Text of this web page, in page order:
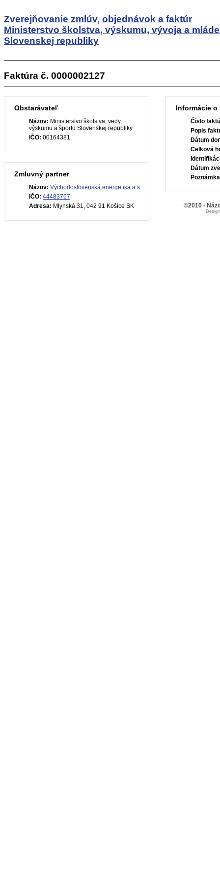
Zverejňovanie zmlúv, objednávok a faktúr
Ministerstvo školstva, výskumu, vývoja a
Slovenskej republiky
Faktúra č. 0000002127
Obstarávateľ
Názov: Ministerstvo školstva, vedy,
výskumu a športu Slovenskej republiky
IČO: 00164381
Zmluvný partner
Názov: Východoslovenská energetika a.s.
IČO: 44483767
Adresa: Mlynská 31, 042 91 Košice SK
Informácie o
Číslo
Popis
Dátum
Celková
Dátum
©2010 -